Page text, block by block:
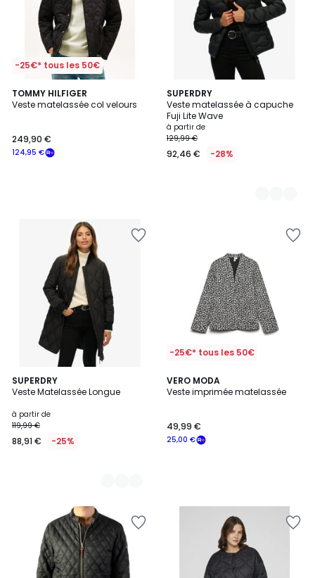
-25€* tous les 50€
TOMMY HILFIGER
Veste matelassée col velours
124,95 €
249,90 €
SUPERDRY
Veste matelassée à capuche
Fuji Lite Wave
à partir de
129,99 €
92,46 € -28%
2
Couleurs
SUPERDRY
Veste Matelassée Longue
à partir de
119,99 €
88,91 € -25%
3
Couleurs
-25€* tous les 50€
VERO MODA
Veste imprimée matelassée
25,00 €
49,99 €